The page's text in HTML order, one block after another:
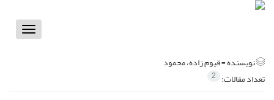
Toggle
نویسنده =قیوم زاده، محمود
تعداد مقالات: 2